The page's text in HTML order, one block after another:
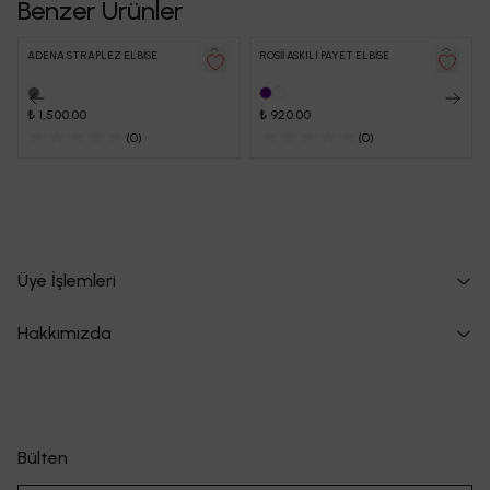
Benzer Ürünler
ADENA STRAPLEZ ELBİSE
₺ 1,500.00
(0)
ROSİİ ASKILI PAYET ELBİSE
₺ 920.00
(0)
Üye İşlemleri
Hakkımızda
Bülten